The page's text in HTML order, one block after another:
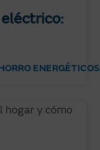
ENERGÉTICO